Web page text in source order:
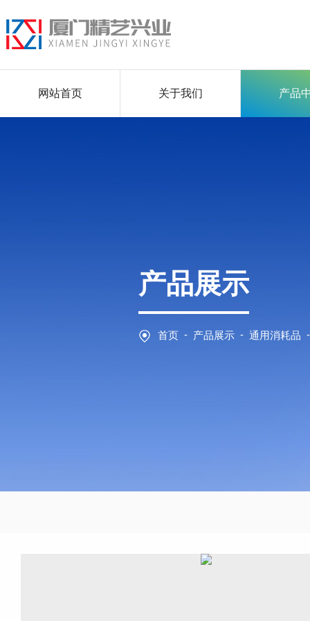
网站首页 关于我们 产品
产品展示
首页 - 产品展示 - 通用消耗品 -